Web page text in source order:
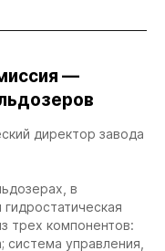
—
директор завода
в
трех компонентов:
управления,